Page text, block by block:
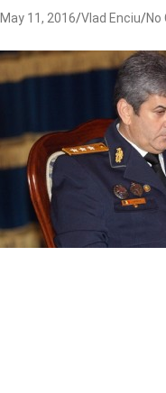
May 11, 2016 Vlad Enciu